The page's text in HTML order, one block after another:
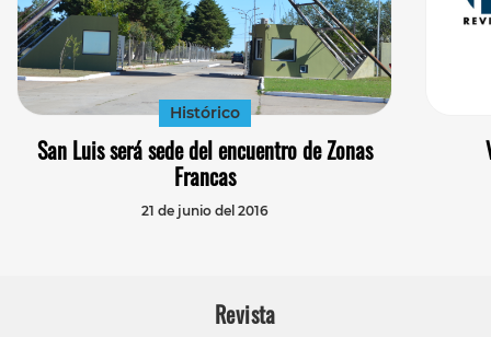
Histórico
San Luis será sede del encuentro de Zonas
Francas
21 de junio del 2016
Revista